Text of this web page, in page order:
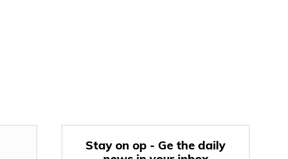
Stay on op - Ge the daily